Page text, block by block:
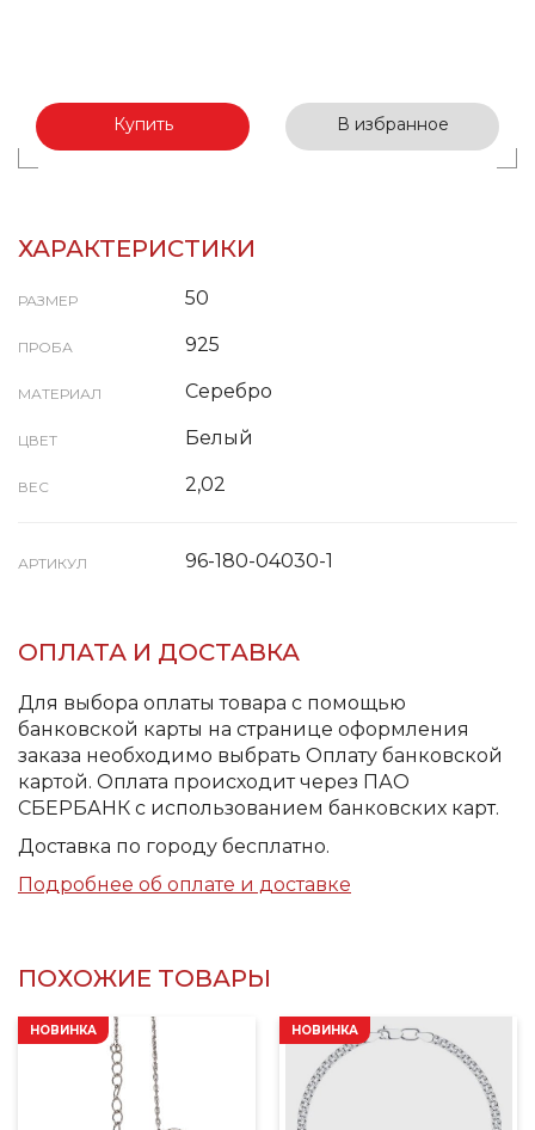
Купить В избранное
ХАРАКТЕРИСТИКИ
РАЗМЕР 50
ПРОБА 925
МАТЕРИАЛ Серебро
ЦВЕТ Белый
ВЕС 2,02
АРТИКУЛ 96-180-04030-1
ОПЛАТА И ДОСТАВКА
Для выбора оплаты товара с помощью
банковской карты на странице оформления
заказа необходимо выбрать Оплату банковской
картой. Оплата происходит через ПАО
СБЕРБАНК с использованием банковских карт.
Доставка по городу бесплатно.
Подробнее об оплате и доставке
ПОХОЖИЕ ТОВАРЫ
НОВИНКА НОВИНКА